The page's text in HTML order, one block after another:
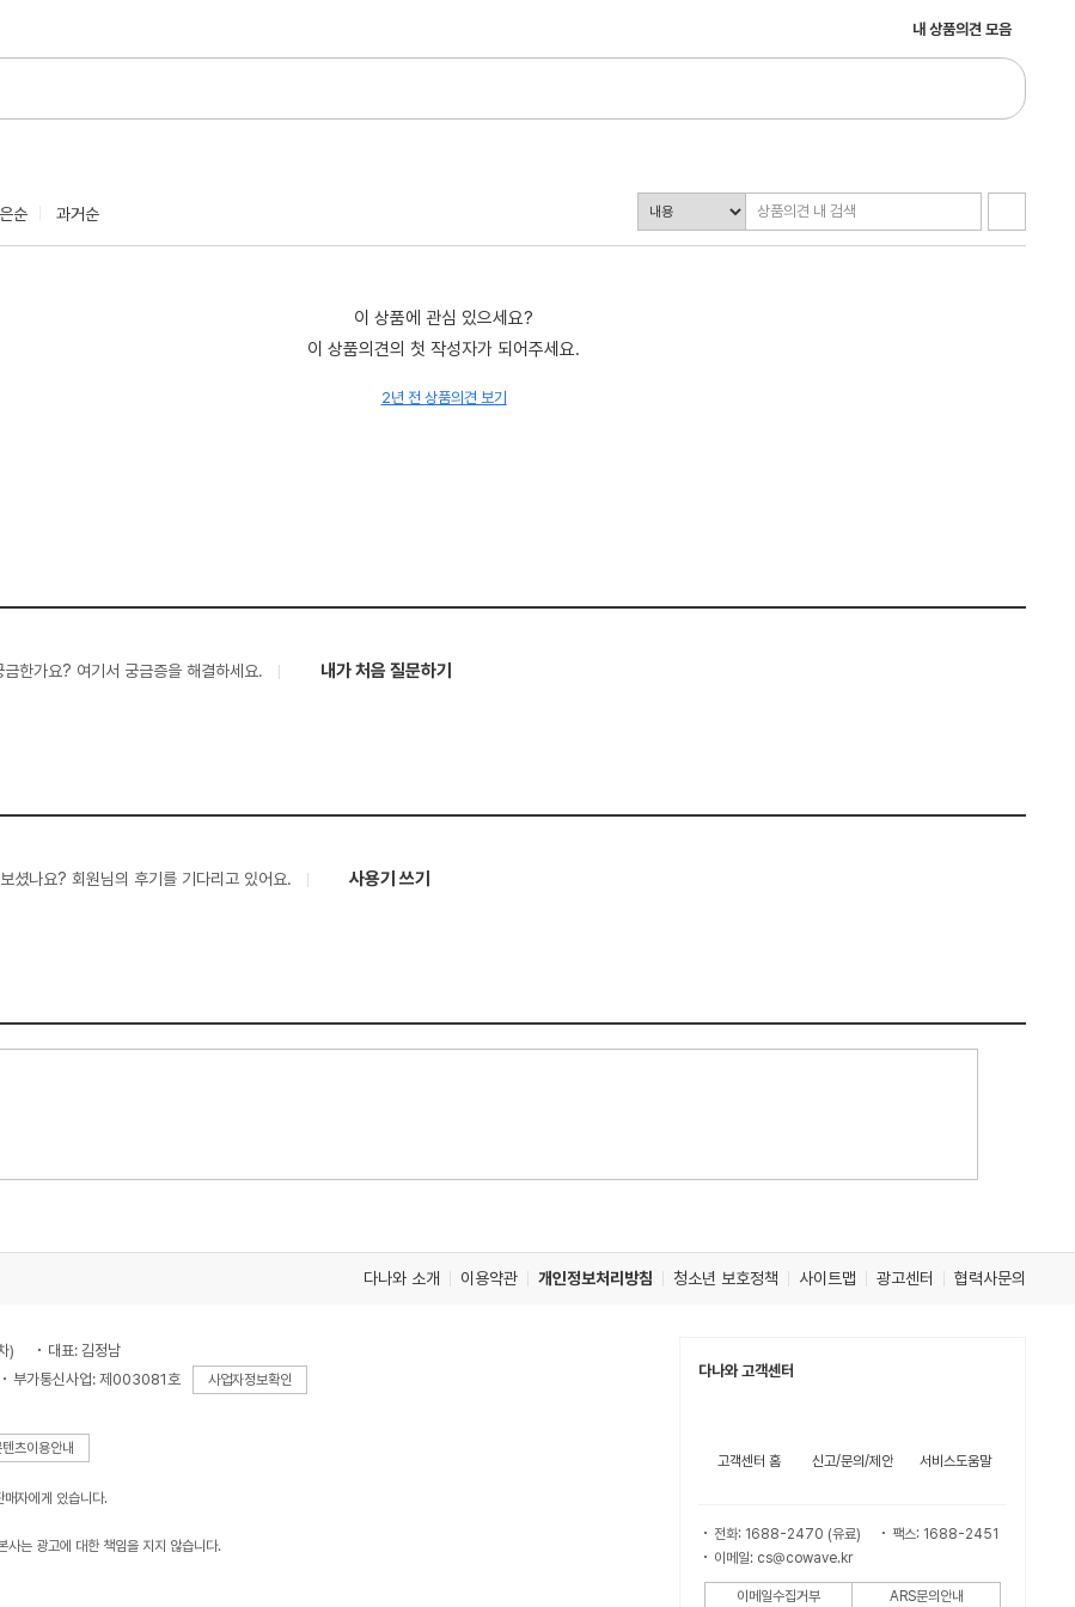
내 상품의견 모음
순 과거순
이 상품에 관심 있으세요?
이 상품의견의 첫 작성자가 되어주세요.
2년 전 상품의견 보기
한가요? 여기서 궁금증을 해결하세요. 내가 처음 질문하기
셨나요? 회원님의 후기를 기다리고 있어요. 사용기 쓰기
다나와 소개 이용약관 개인정보처리방침 청소년 보호정책 사이트맵 광고센터 협력사문의
)
대표: 김정남
부가통신사업: 제003081호 사업자정보확인
츠이용안내
자에게 있습니다.
사는 광고에 대한 책임을 지지 않습니다.
다나와 고객센터
고객센터 홈 신고/문의/제안 서비스도움말
전화: 1688-2470 (유료)
팩스: 1688-2451
이메일: cs@cowave.kr
이메일수집거부 ARS문의안내